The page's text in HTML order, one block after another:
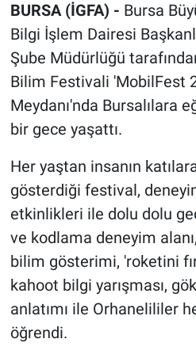
BURSA (İGFA) - Bursa
Bilgi İşlem Dairesi
Şube Müdürlüğü
Bilim Festivali 'MobilFest
Meydanı'nda Bursalılara
bir gece yaşattı.
Her yaştan insanın
gösterdiği festival,
etkinlikleri ile dolu dolu
ve kodlama deneyim
bilim gösterimi, 'roketini
kahoot bilgi yarışması,
anlatımı ile Orhanelililer
öğrendi.